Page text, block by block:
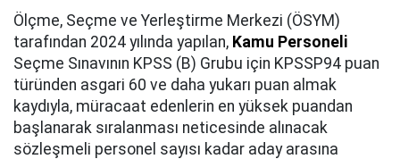
Ölçme, Seçme ve Yerleştirme Merkezi (ÖSYM)
tarafından 2024 yılında yapılan, Kamu Personeli
Seçme Sınavının KPSS (B) Grubu için KPSSP94 puan
türünden asgari 60 ve daha yukarı puan almak
kaydıyla, müracaat edenlerin en yüksek puandan
başlanarak sıralanması neticesinde alınacak
sözleşmeli personel sayısı kadar aday arasına